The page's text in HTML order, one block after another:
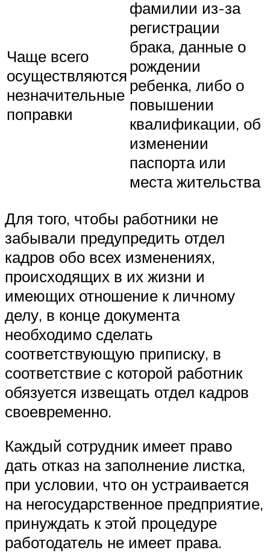
Чаще всего
осуществляются
незначительные
поправки
фамилии из-за
регистрации
брака, данные о
рождении
ребенка, либо о
повышении
квалификации, об
изменении
паспорта или
места жительства
Для того, чтобы работники не
забывали предупредить отдел
кадров обо всех изменениях,
происходящих в их жизни и
имеющих отношение к личному
делу, в конце документа
необходимо сделать
соответствующую приписку, в
соответствие с которой работник
обязуется извещать отдел кадров
своевременно.
Каждый сотрудник имеет право
дать отказ на заполнение листка,
при условии, что он устраивается
на негосударственное предприятие,
принуждать к этой процедуре
работодатель не имеет права.